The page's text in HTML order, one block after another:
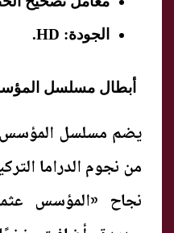
الجودة: HD.
أبطال مسلسل
يضم مسلسل المؤسس
من نجوم الدراما
نجاح «المؤسس